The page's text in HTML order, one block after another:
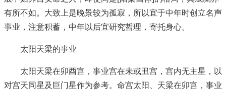
有所不如。大致上是晚景较为孤寂，所以宜于中年时创立名声
事业，注意积蓄，中年以后宜研究哲理，寄托身心。
太阳天梁的事业
太阳天梁在卯酉宫，事业宫在未或丑宫，宫内无主星，以
对宫天同星及巨门星作为参考。命宫太阳、天梁在卯宫，事业